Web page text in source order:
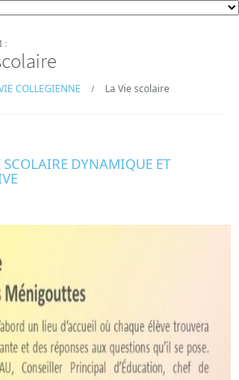
:
COLLEGIENNE / La Vie scolaire
SCOLAIRE DYNAMIQUE ET